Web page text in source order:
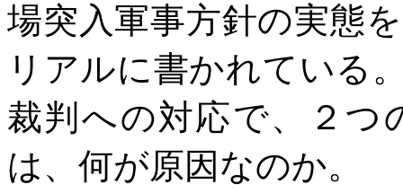
場突入軍事方針の実態
リアルに書かれている
裁判への対応で、２つ
は、何が原因なのか。